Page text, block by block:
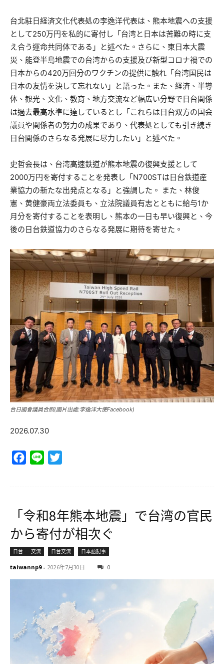
台北駐日経済文化代表処の李逸洋代表は、熊本地震への支援
として250万円を私的に寄付し「台湾と日本は苦難の時に支
え合う運命共同体である」と述べた。さらに、東日本大震
災、能登半島地震での台湾からの支援及び新型コロナ禍での
日本からの420万回分のワクチンの提供に触れ「台湾国民は
日本の友情を決して忘れない」と語った。また、経済、半導
体、観光、文化、教育、地方交流など幅広い分野で日台関係
は過去最高水準に達しているとし「これらは日台双方の国会
議員や関係者の努力の成果であり、代表処としても引き続き
日台関係のさらなる発展に尽力したい」と述べた。
史哲会長は、台湾高速鉄道が熊本地震の復興支援として
2000万円を寄付することを発表し「N700STは日台鉄道産
業協力の新たな出発点となる」と強調した。 また、林俊
憲、黄健豪両立法委員も、立法院議員有志とともに給与1か
月分を寄付することを表明し、熊本の一日も早い復興と、今
後の日台鉄道協力のさらなる発展に期待を寄せた。
台日國會議員合照(圖片出處:李逸洋大使Facebook)
2026.07.30
Facebook
Line
「令和8年熊本地震」で台湾の官民
から寄付が相次ぐ
日台 ー 交流 日台交流 日本語記事
taiwannp9 - 2026年7月30日 0